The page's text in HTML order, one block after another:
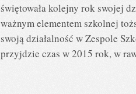
świętowała kolejny rok swojej
ważnym elementem szkolnej
swoją działalność w Zespole
przyjdzie czas w 2015 rok, w